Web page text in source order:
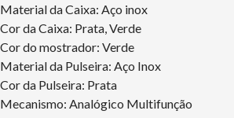
Material da Caixa: Aço inox
Cor da Caixa: Prata, Verde
Cor do mostrador: Verde
Material da Pulseira: Aço Inox
Cor da Pulseira: Prata
Mecanismo: Analógico Multifunção